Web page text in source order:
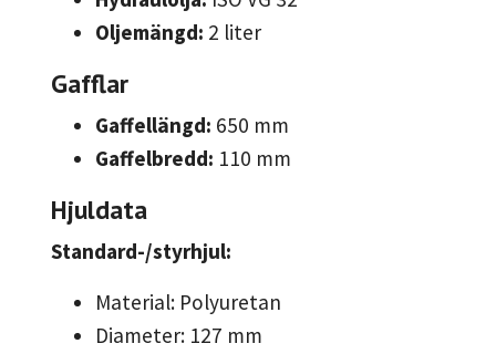
Oljemängd: 2 liter
Gafflar
Gaffellängd: 650 mm
Gaffelbredd: 110 mm
Hjuldata
Standard-/styrhjul:
Material: Polyuretan
Diameter: 127 mm